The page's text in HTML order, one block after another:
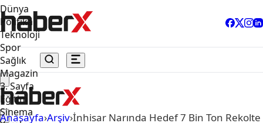
Dünya
Politika
Teknoloji
Spor
Sağlık
Magazin
3. Sayfa
Eğitim
Sinema
Anasayfa›Arşiv›İnhisar Narında Hedef 7 Bin Ton Rekolte